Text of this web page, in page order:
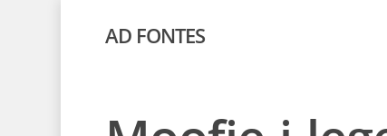
AD FONTES